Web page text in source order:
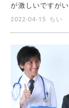
が激しいですが
2022-04-15 ちい